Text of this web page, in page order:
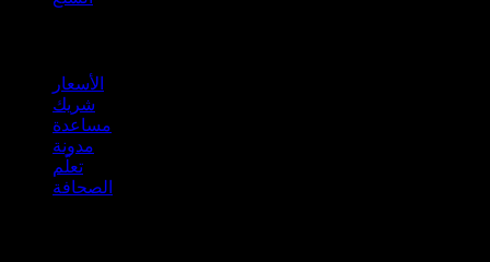
الأسعار
شريك
مساعدة
مدونة
تعلّم
الصحافة